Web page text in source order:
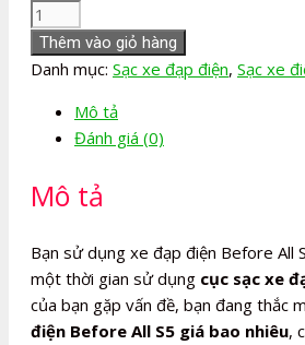
Sạc
xe
đạp
Before
số
Thêm vào giỏ hàng
Danh mục: Sạc xe đạp điện, Sạc xe
Mô tả
Đánh giá (0)
Mô tả
Bạn sử dụng xe đạp điện Before All
một thời gian sử dụng cục sạc xe
của bạn gặp vấn đề, bạn đang thắc
điện Before All S5 giá bao nhiêu,